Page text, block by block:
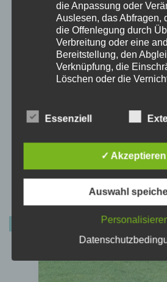
die Anpassung oder
Auslesen, das Abfragen,
die Offenlegung durch
Verbreitung oder eine
Bereitstellung, den
Verknüpfung, die
Löschen oder die
Einschränkung der
ihre künftige
e) Profiling
Profiling ist jede Art der
Verarbeitung
personenbezogenen
werden, um bestimmte
die sich auf eine
beziehen, zu bewerten,
Essenziell
✓ Akzeptieren
Auswahl